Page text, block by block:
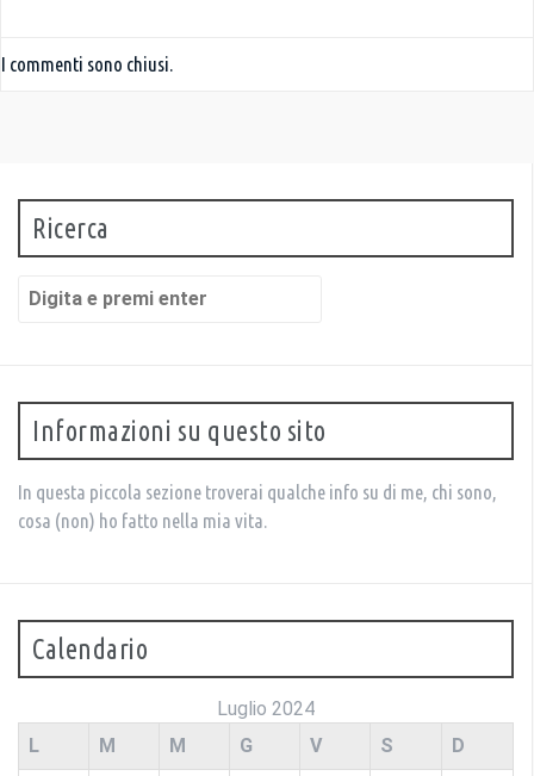
I commenti sono chiusi.
Ricerca
C
Informazioni su questo sito
In questa piccola sezione troverai qualche info su di me, chi sono,
cosa (non) ho fatto nella mia vita.
Calendario
Luglio 2024
L
M M G V S D